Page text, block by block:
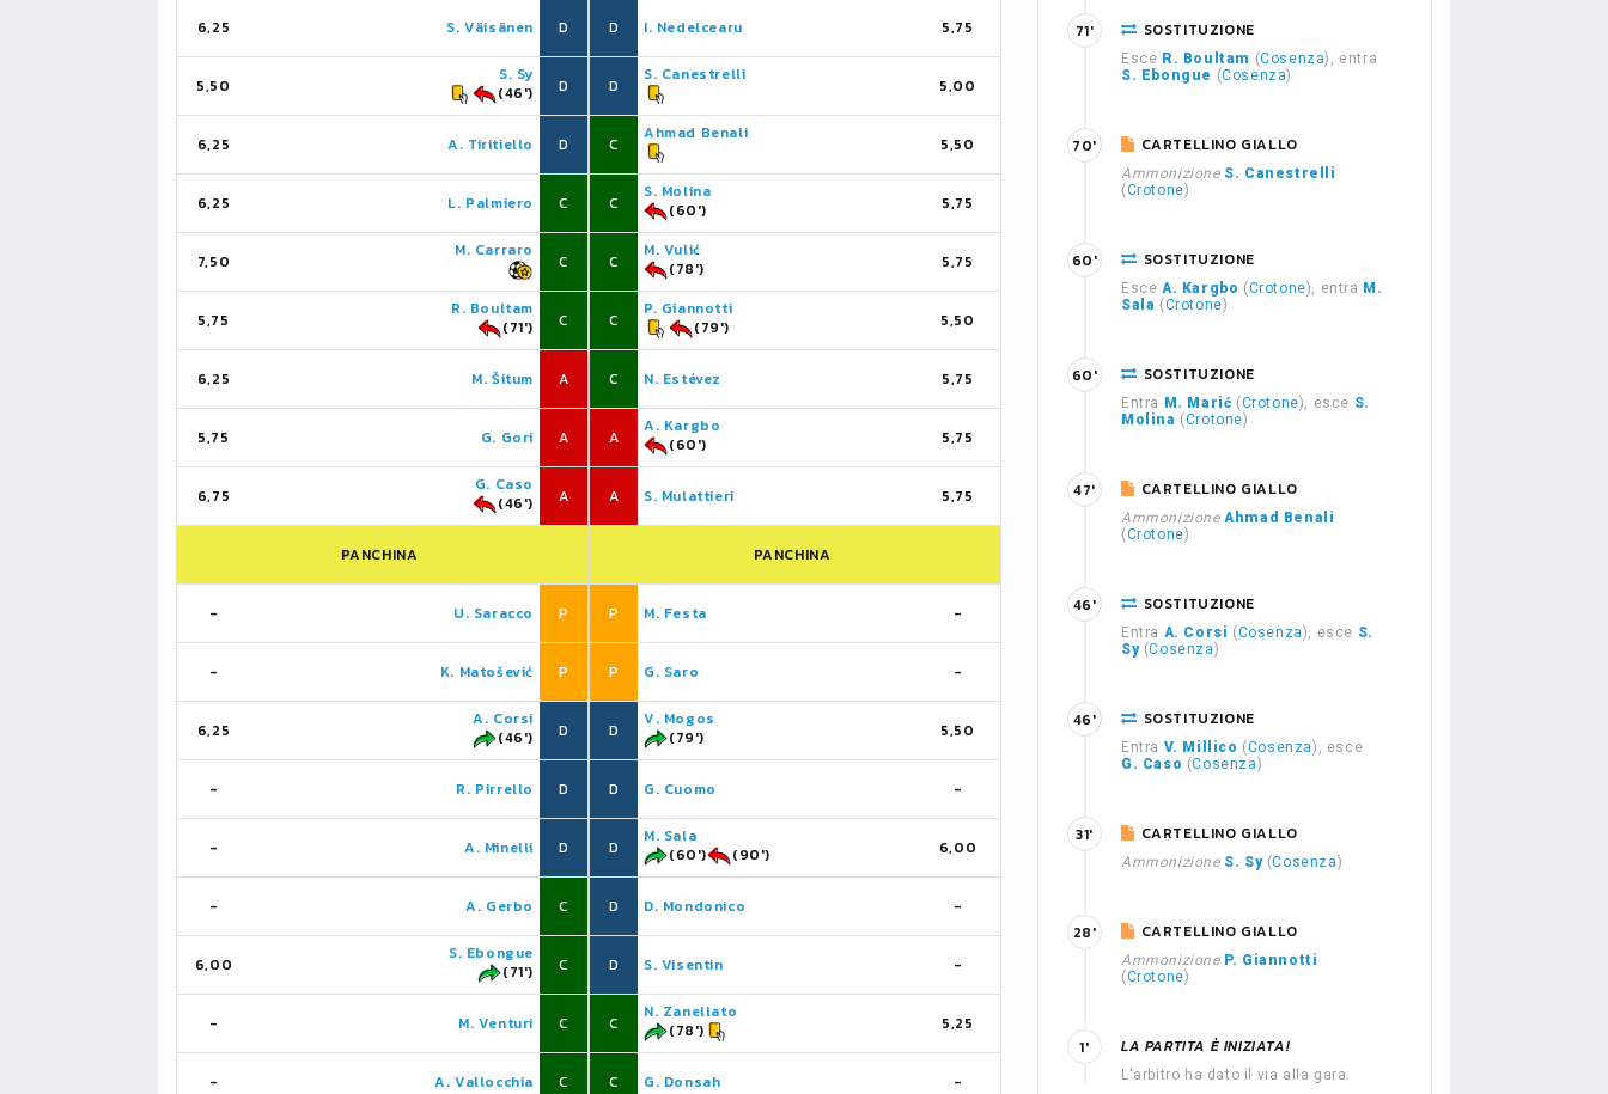
6,25 S. Väisänen D
5,50
S. Sy
(46')
D
6,25 A. Tiritiello D
6,25 L. Palmiero C
7,50
M. Carraro
C
5,75
R. Boultam
(71')
C
6,25 M. Šitum A
5,75 G. Gori A
6,75
G. Caso
(46')
A
PANCHINA
- U. Saracco P
- K. Matošević P
6,25
A. Corsi
(46')
D
- R. Pirrello D
- A. Minelli D
- A. Gerbo C
6,00
S. Ebongue
(71')
C
- M. Venturi C
- A. Vallocchia C
D I. Nedelcearu 5,75
D
S. Canestrelli
5,00
C
Ahmad Benali
5,50
C
S. Molina
(60')
5,75
C
M. Vulić
(78')
5,75
C
P. Giannotti
(79')
5,50
C N. Estévez 5,75
A
A. Kargbo
(60')
5,75
A S. Mulattieri 5,75
PANCHINA
P M. Festa -
P G. Saro -
D
V. Mogos
(79')
5,50
D G. Cuomo -
D
M. Sala
(60')
(90') 6,00
D D. Mondonico -
D S. Visentin -
C
N. Zanellato
(78')
5,25
C G. Donsah -
SOSTITUZIONE
Esce R. Boultam (Cosenza), entra
S. Ebongue (Cosenza)
71'
CARTELLINO GIALLO
Ammonizione S. Canestrelli
(Crotone)
70'
SOSTITUZIONE
Esce A. Kargbo (Crotone), entra M.
Sala (Crotone)
60'
SOSTITUZIONE
Entra M. Marić (Crotone), esce S.
Molina (Crotone)
60'
CARTELLINO GIALLO
Ammonizione Ahmad Benali
(Crotone)
47'
SOSTITUZIONE
Entra A. Corsi (Cosenza), esce S.
Sy(Cosenza)
46'
SOSTITUZIONE
Entra V. Millico (Cosenza), esce
G. Caso (Cosenza)
46'
CARTELLINO GIALLO
Ammonizione S. Sy(Cosenza)
31'
CARTELLINO GIALLO
Ammonizione P. Giannotti
(Crotone)
28'
LA PARTITA È INIZIATA!
L'arbitro ha dato il via alla gara.
1'